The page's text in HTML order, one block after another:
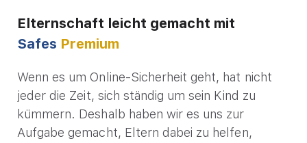
Elternschaft leicht gemacht mit
Safes Premium
Wenn es um Online-Sicherheit geht, hat nicht
jeder die Zeit, sich ständig um sein Kind zu
kümmern. Deshalb haben wir es uns zur
Aufgabe gemacht, Eltern dabei zu helfen,